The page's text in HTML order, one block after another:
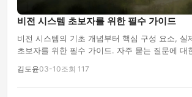
비전 시스템 초보자를 위한 필수 가이드
비전 시스템의 기초 개념부터 핵심 구성 요소, 실
초보자를 위한 필수 가이드. 자주 묻는 질문에 대
김도윤03-10조회 117